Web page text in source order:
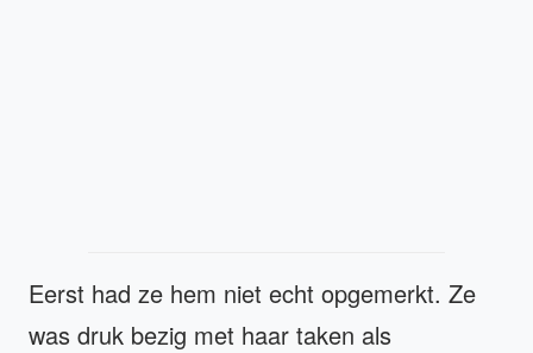
Eerst had ze hem niet echt opgemerkt. Ze
was druk bezig met haar taken als